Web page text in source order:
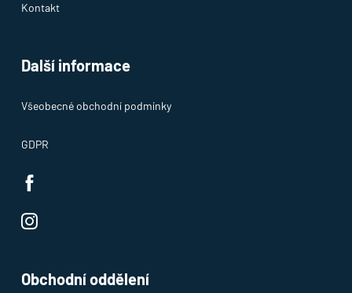
Kontakt
Další informace
Všeobecné obchodní podmínky
GDPR
Obchodní oddělení